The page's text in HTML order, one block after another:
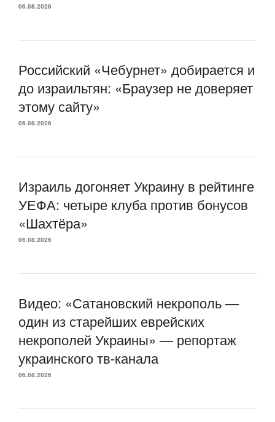
06.08.2026
Российский «Чебурнет» добирается и
до израильтян: «Браузер не доверяет
этому сайту»
06.08.2026
Израиль догоняет Украину в рейтинге
УЕФА: четыре клуба против бонусов
«Шахтёра»
06.08.2026
Видео: «Сатановский некрополь —
один из старейших еврейских
некрополей Украины» — репортаж
украинского тв-канала
06.08.2026